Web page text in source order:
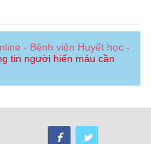
- Bệnh viện Huyết học -
tin người hiến máu cần